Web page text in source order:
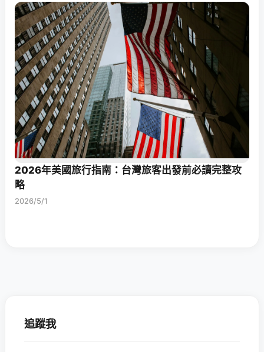
2026年美國旅行指南：台灣旅客出發前必讀完整攻
略
2026/5/1
追蹤我